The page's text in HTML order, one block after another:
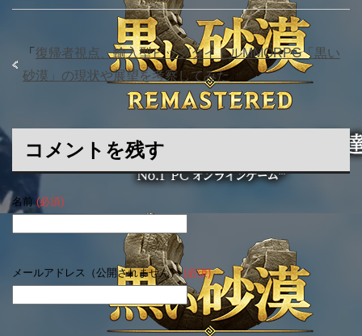
「 復帰者視点、輸入型ビッグタイトルMMORPG「黒い
砂漠」の現状や展望を考察してみた
コメントを残す
名前 (必須)
メールアドレス（公開されません）(必須)